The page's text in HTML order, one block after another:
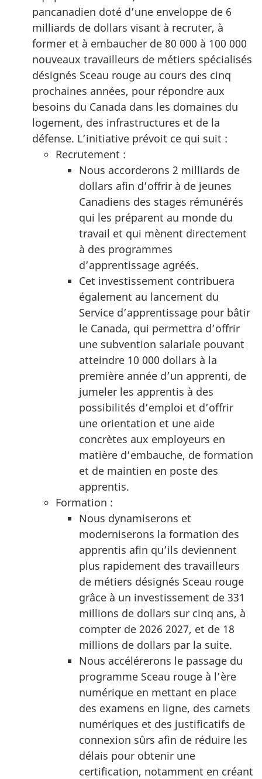
pancanadien doté d’une enveloppe de 6
milliards de dollars visant à recruter, à
former et à embaucher de 80 000 à 100 000
nouveaux travailleurs de métiers spécialisés
désignés Sceau rouge au cours des cinq
prochaines années, pour répondre aux
besoins du Canada dans les domaines du
logement, des infrastructures et de la
défense. L’initiative prévoit ce qui suit :
Recrutement :
Nous accorderons 2 milliards de
dollars afin d’offrir à de jeunes
Canadiens des stages rémunérés
qui les préparent au monde du
travail et qui mènent directement
à des programmes
d’apprentissage agréés.
Cet investissement contribuera
également au lancement du
Service d’apprentissage pour bâtir
le Canada, qui permettra d’offrir
une subvention salariale pouvant
atteindre 10 000 dollars à la
première année d’un apprenti, de
jumeler les apprentis à des
possibilités d’emploi et d’offrir
une orientation et une aide
concrètes aux employeurs en
matière d’embauche, de formation
et de maintien en poste des
apprentis.
Formation :
Nous dynamiserons et
moderniserons la formation des
apprentis afin qu’ils deviennent
plus rapidement des travailleurs
de métiers désignés Sceau rouge
grâce à un investissement de 331
millions de dollars sur cinq ans, à
compter de 2026 2027, et de 18
millions de dollars par la suite.
Nous accélérerons le passage du
programme Sceau rouge à l’ère
numérique en mettant en place
des examens en ligne, des carnets
numériques et des justificatifs de
connexion sûrs afin de réduire les
délais pour obtenir une
certification, notamment en créant